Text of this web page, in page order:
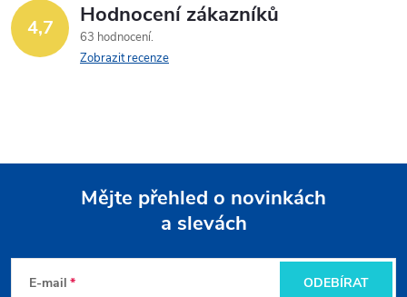
4,7 Hodnocení zákazníků
63 hodnocení
Zobrazit recenze
Mějte přehled o novinkách
a slevách
E-mail ODEBÍRAT